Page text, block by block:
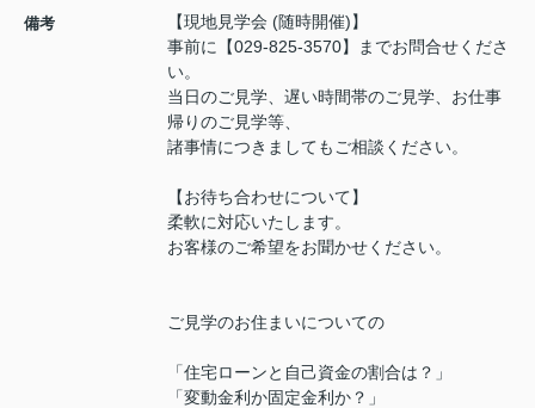
備考
【現地見学会 (随時開催)】
事前に【029-825-3570】までお問合せくださ
い。
当日のご見学、遅い時間帯のご見学、お仕事
帰りのご見学等、
諸事情につきましてもご相談ください。
【お待ち合わせについて】
柔軟に対応いたします。
お客様のご希望をお聞かせください。
ご見学のお住まいについての
「住宅ローンと自己資金の割合は？」
「変動金利か固定金利か？」